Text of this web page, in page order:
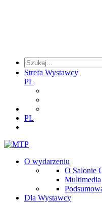
Strefa Wystawcy
PL
PL
O wydarzeniu
O Salonie
Multimedia
Dla Wystawcy